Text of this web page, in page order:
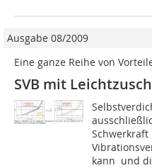
Ausgabe 08/2009
Eine ganze Reihe von
SVB mit
kann  und